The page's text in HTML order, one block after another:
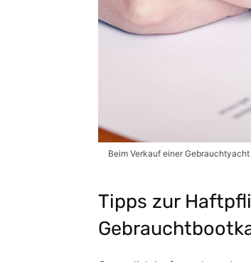
Beim Verkauf einer
Tipps zur